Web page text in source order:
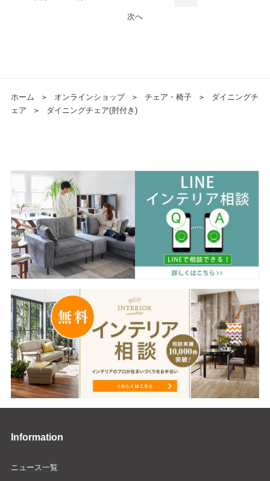
次へ
ホーム ＞ オンラインショップ ＞ チェア・椅子 ＞
ダイニングチ
ェア
＞ ダイニングチェア(肘付き)
Information
ニュース一覧